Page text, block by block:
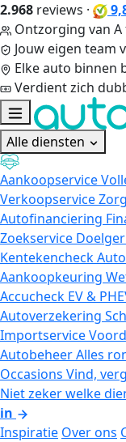
2.968 reviews ·
Ontzorging van A
Jouw eigen team
Elke auto binnen
Verdient zich
Alle diensten
Aankoopservice
Verkoopservice
Autofinanciering
Zoekservice
Kentekencheck
Aankoopkeuring
Accucheck EV &
Autoverzekering
Importservice
AutobeheerAlles
Occasions Vind,
Niet zeker welke
in
Inspiratie Over ons